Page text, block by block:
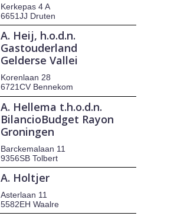
Kerkepas 4 A
6651JJ Druten
A. Heij, h.o.d.n.
Gastouderland
Gelderse Vallei
Korenlaan 28
6721CV Bennekom
A. Hellema t.h.o.d.n.
BilancioBudget Rayon
Groningen
Barckemalaan 11
9356SB Tolbert
A. Holtjer
Asterlaan 11
5582EH Waalre